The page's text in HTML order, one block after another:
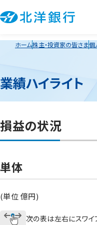
ホーム株主・投資家の皆さま個
業績ハイライト
損益の状況
単体
(単位 億円)
次の表は左右にスワイ